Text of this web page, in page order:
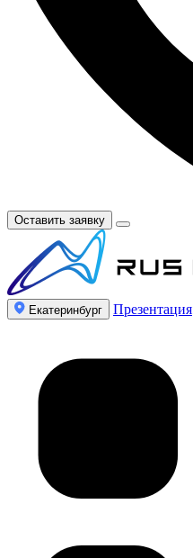
Оставить заявку
Екатеринбург Презентация